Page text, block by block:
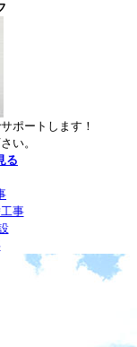
ポートします！
い。
る
事